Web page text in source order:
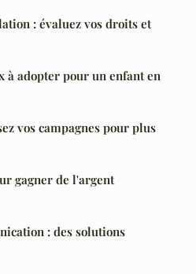
: évaluez vos droits et
à adopter pour un enfant en
vos campagnes pour plus
gagner de l'argent
: des solutions